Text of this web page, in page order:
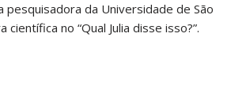
pesquisadora da Universidade de São
científica no “Qual Julia disse isso?”.